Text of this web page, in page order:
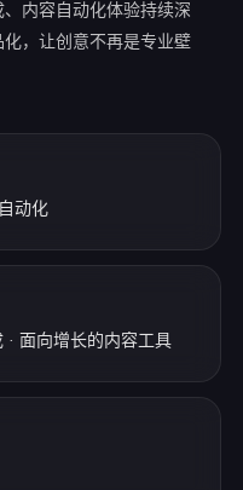
内容自动化体验持续深
，让创意不再是专业壁
动化
· 面向增长的内容工具